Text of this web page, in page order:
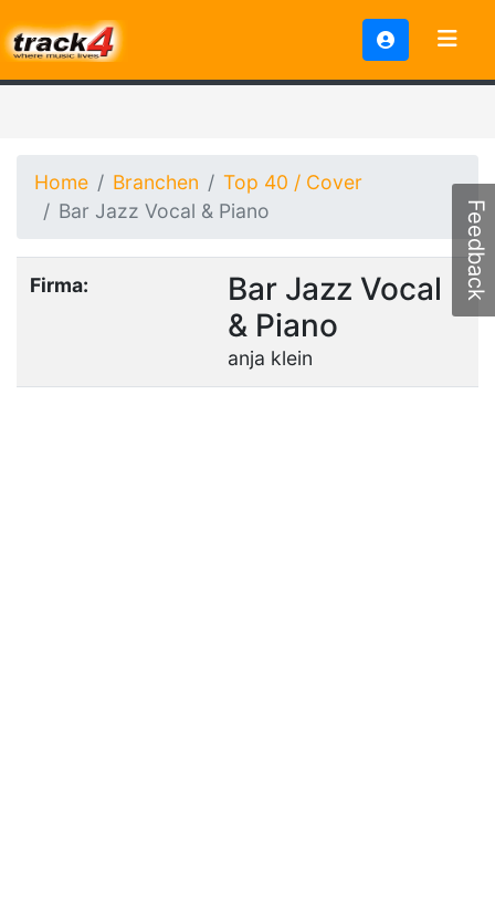
Home Branchen
Top 40 / Cover
Bar Jazz Vocal & Piano
Firma:
Bar Jazz Vocal
& Piano
anja klein
Feedback